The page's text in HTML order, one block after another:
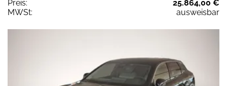
Preis:
25.864,00 €
MWSt:
ausweisbar